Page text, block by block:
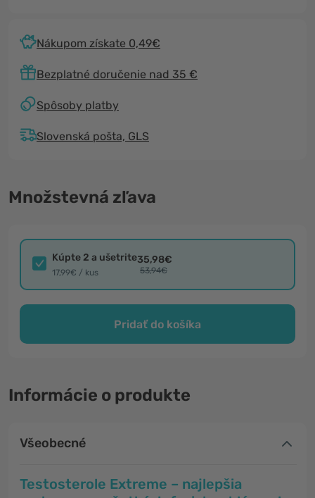
Nákupom získate 0,49€
Bezplatné doručenie nad 35 €
Spôsoby platby
Slovenská pošta, GLS
Množstevná zľava
Kúpte 2 a ušetrite
17,99€ / kus
35,98€
53,94€
Pridať do košíka
Informácie o produkte
Všeobecné
Testosterole Extreme – najlepšia